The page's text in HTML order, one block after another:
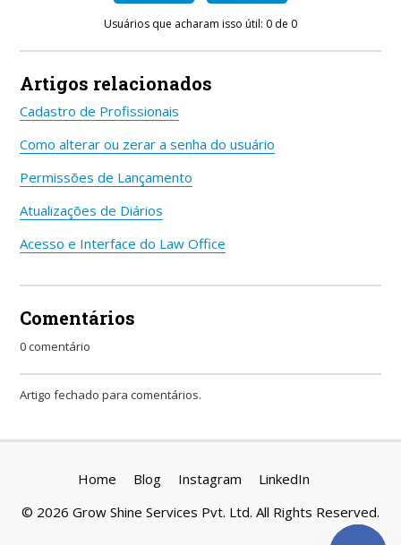
Usuários que acharam isso útil: 0 de 0
Artigos relacionados
Cadastro de Profissionais
Como alterar ou zerar a senha do usuário
Permissões de Lançamento
Atualizações de Diários
Acesso e Interface do Law Office
Comentários
0 comentário
Artigo fechado para comentários.
Home Blog Instagram
LinkedIn
© 2026 Grow Shine Services Pvt. Ltd. All Rights Reserved.